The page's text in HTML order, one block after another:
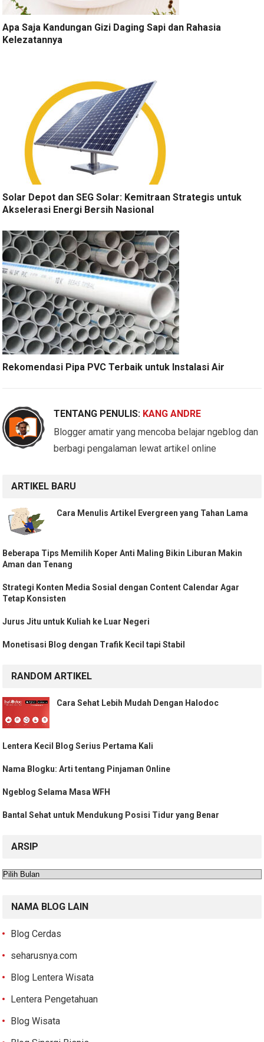
Apa Saja Kandungan Gizi Daging Sapi dan Rahasia
Kelezatannya
Solar Depot dan SEG Solar: Kemitraan Strategis untuk
Akselerasi Energi Bersih Nasional
Rekomendasi Pipa PVC Terbaik untuk Instalasi Air
TENTANG PENULIS: KANG ANDRE
Blogger amatir yang mencoba belajar ngeblog dan
berbagi pengalaman lewat artikel online
ARTIKEL BARU
Cara Menulis Artikel Evergreen yang Tahan Lama
Beberapa Tips Memilih Koper Anti Maling Bikin Liburan Makin
Aman dan Tenang
Strategi Konten Media Sosial dengan Content Calendar Agar
Tetap Konsisten
Jurus Jitu untuk Kuliah ke Luar Negeri
Monetisasi Blog dengan Trafik Kecil tapi Stabil
RANDOM ARTIKEL
Cara Sehat Lebih Mudah Dengan Halodoc
Lentera Kecil Blog Serius Pertama Kali
Nama Blogku: Arti tentang Pinjaman Online
Ngeblog Selama Masa WFH
Bantal Sehat untuk Mendukung Posisi Tidur yang Benar
ARSIP
Arsip
NAMA BLOG LAIN
Blog Cerdas
seharusnya.com
Blog Lentera Wisata
Lentera Pengetahuan
Blog Wisata